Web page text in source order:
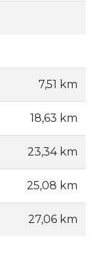
7,51 km
18,63 km
23,34 km
25,08 km
27,06 km